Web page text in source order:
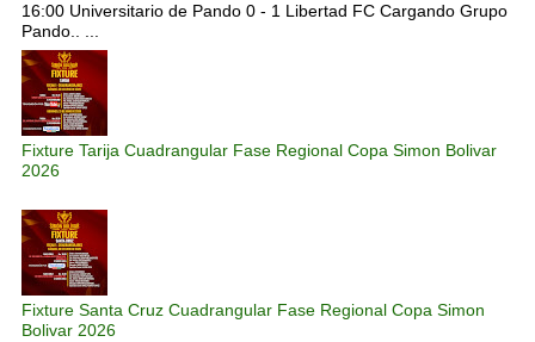
16:00 Universitario de Pando 0 - 1 Libertad FC Cargando Grupo
Pando.. ...
Fixture Tarija Cuadrangular Fase Regional Copa Simon Bolivar
2026
Fixture Santa Cruz Cuadrangular Fase Regional Copa Simon
Bolivar 2026